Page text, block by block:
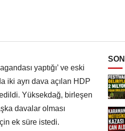
yaptığı’ ve eski
iki ayrı dava açılan HDP
Yüksekdağ, birleşen
davalar olması
ek süre istedi.